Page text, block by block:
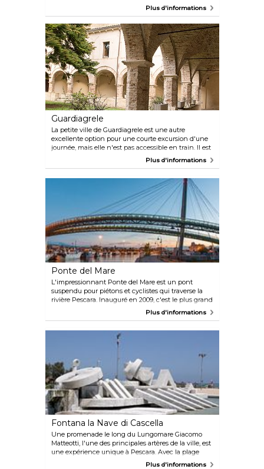
aiment profiter du vaste espace vert et peuvent
sentiers ou se reposer dans l'herbe en admirant les
cygnes et les tortues.
Plus d'informations
Guardiagrele
La petite ville de Guardiagrele est une autre
excellente option pour une courte excursion d'une
journée, mais elle n'est pas accessible en train. Il est
donc conseillé aux visiteurs de louer une voiture.
amené Gabriele d'Annunzio à surnommer la ville
Plus d'informations
Ponte del Mare
L'impressionnant Ponte del Mare est un pont
suspendu pour piétons et cyclistes qui traverse la
rivière Pescara. Inauguré en 2009, c'est le plus grand
pont d'Italie et l'un des plus grands d'Europe. Les
aérienne de la région et sentir la brise marine
Plus d'informations
Fontana la Nave di Cascella
Une promenade le long du Lungomare Giacomo
Matteotti, l'une des principales artères de la ville, est
une expérience unique à Pescara. Avec la plage
d'un côté et une file de restaurants et de cafés de
Plus d'informations